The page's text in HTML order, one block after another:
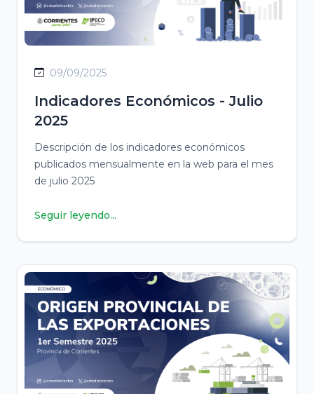
09/09/2025
Indicadores Económicos - Julio
2025
Descripción de los indicadores económicos
publicados mensualmente en la web para el mes
de julio 2025
Seguir leyendo...